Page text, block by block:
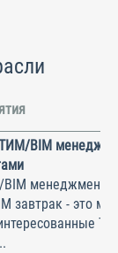
BIM
менеджмент и
завтрак - это